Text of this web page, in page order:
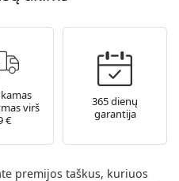
virš
€
365 dienų
garantija
premijos taškus, kuriuos